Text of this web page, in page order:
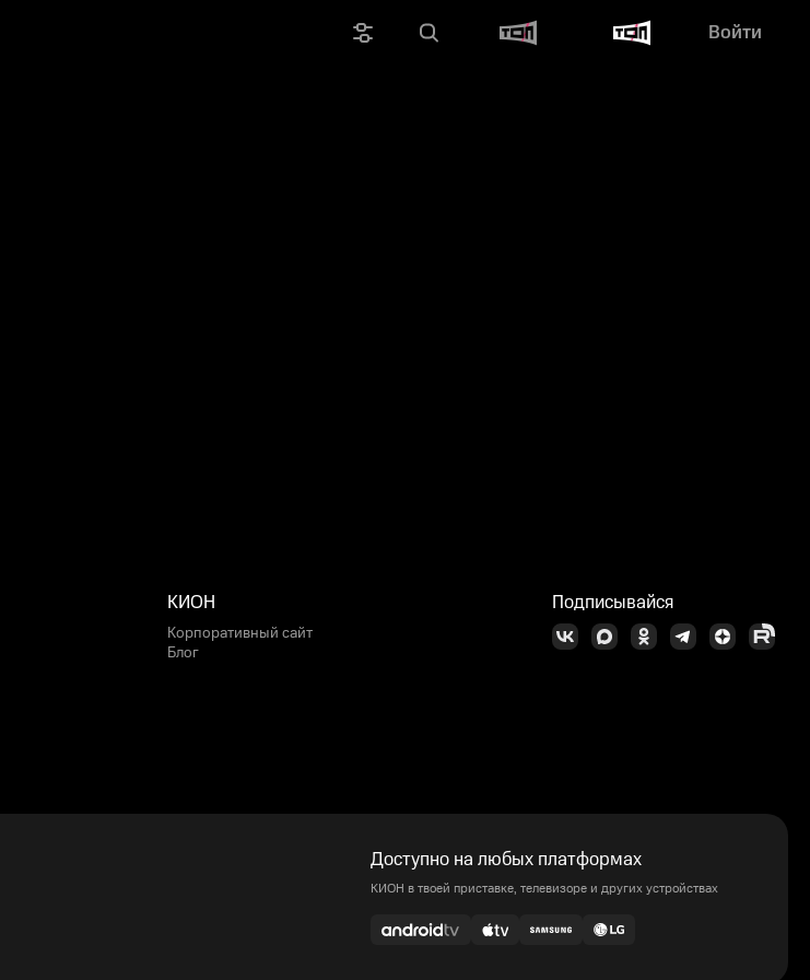
Войти
КИОН
Корпоративный сайт
Блог
Подписывайся
Доступно на любых платформах
КИОН в твоей приставке, телевизоре и других устройствах